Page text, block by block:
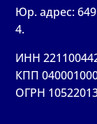
Юр. адрес:
4.
ИНН
КПП
ОГРН